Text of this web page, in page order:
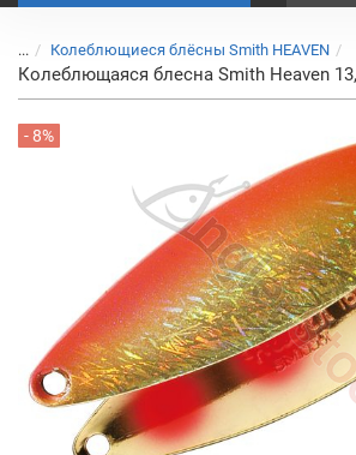
... Колеблющиеся блёсны Smith HEAVEN
Колеблющаяся блесна Smith Heaven
- 8%